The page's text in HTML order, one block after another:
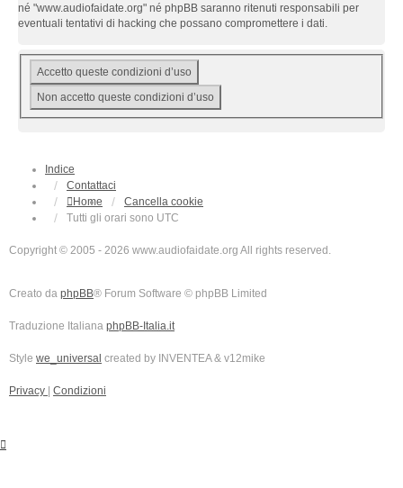
né "www.audiofaidate.org" né phpBB saranno ritenuti responsabili per
eventuali tentativi di hacking che possano compromettere i dati.
Indice
Contattaci
Home
Cancella cookie
Tutti gli orari sono UTC
Copyright © 2005 - 2026 www.audiofaidate.org All rights reserved.
Creato da phpBB® Forum Software © phpBB Limited
Traduzione Italiana phpBB-Italia.it
Style we_universal created by INVENTEA & v12mike
Privacy | Condizioni